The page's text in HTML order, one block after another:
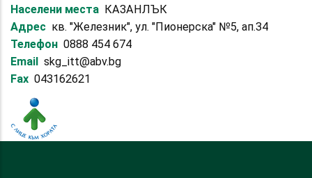
Населени места КАЗАНЛЪК
Адрес кв. "Железник", ул. "Пионерска" №5, ап.34
Телефон 0888 454 674
Email
skg_itt@abv.bg
Fax 043162621